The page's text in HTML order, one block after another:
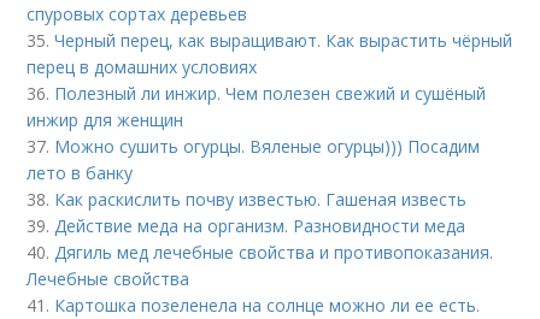
спуровых сортах деревьев
35.Черный перец, как выращивают. Как вырастить чёрный
перец в домашних условиях
36. Полезный ли инжир. Чем полезен свежий и сушёный
инжир для женщин
37. Можно сушить огурцы. Вяленые огурцы))) Посадим
лето в банку
38. Как раскислить почву известью. Гашеная известь
39.Действие меда на организм. Разновидности меда
40.Дягиль мед лечебные свойства и противопоказания.
Лечебные свойства
41. Картошка позеленела на солнце можно ли ее есть.